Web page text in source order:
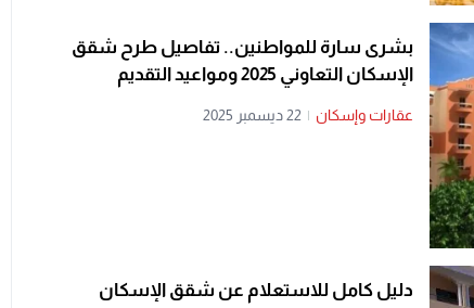
بشرى سارة للمواطنين.. تفاصيل طرح شقق
الإسكان التعاوني 2025 ومواعيد التقديم
عقارات وإسكان | 22 ديسمبر 2025
دليل كامل للاستعلام عن شقق الإسكان